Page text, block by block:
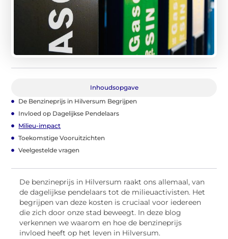
Inhoudsopgave
De Benzineprijs in Hilversum Begrijpen
Invloed op Dagelijkse Pendelaars
Milieu-impact
Toekomstige Vooruitzichten
Veelgestelde vragen
De benzineprijs in Hilversum raakt ons allemaal, van
de dagelijkse pendelaars tot de milieuactivisten. Het
begrijpen van deze kosten is cruciaal voor iedereen
die zich door onze stad beweegt. In deze blog
verkennen we waarom en hoe de benzineprijs
invloed heeft op het leven in Hilversum.